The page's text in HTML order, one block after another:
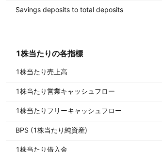
Savings deposits to total deposits
1株当たりの各指標
1株当たり売上高
1株当たり営業キャッシュフロー
1株当たりフリーキャッシュフロー
BPS (1株当たり純資産)
1株当たり借入金